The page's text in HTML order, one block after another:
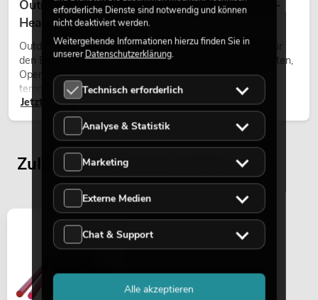
Outdoor Moving-Heads: Wetterfeste Moving-
Heads bei Events
Outdoor Moving-Heads sind bewegliche Scheinwerfer für
den Einsatz im Freien. Sie werden bei Festivals, Stadtfesten,
Open-Air-Konzerten, Architekturinszenierungen und
temporären Außeninstallationen eingesetzt.
Jetzt lesen
Zuletzt angesehene Artikel
erforderliche Dienste sind notwendig und können
nicht deaktiviert werden.
Weitergehende Informationen hierzu finden Sie in
unsererDatenschutzerklärung.
Technisch erforderlich
Analyse & Statistik
Marketing
Externe Medien
Chat & Support
Alle akzeptieren